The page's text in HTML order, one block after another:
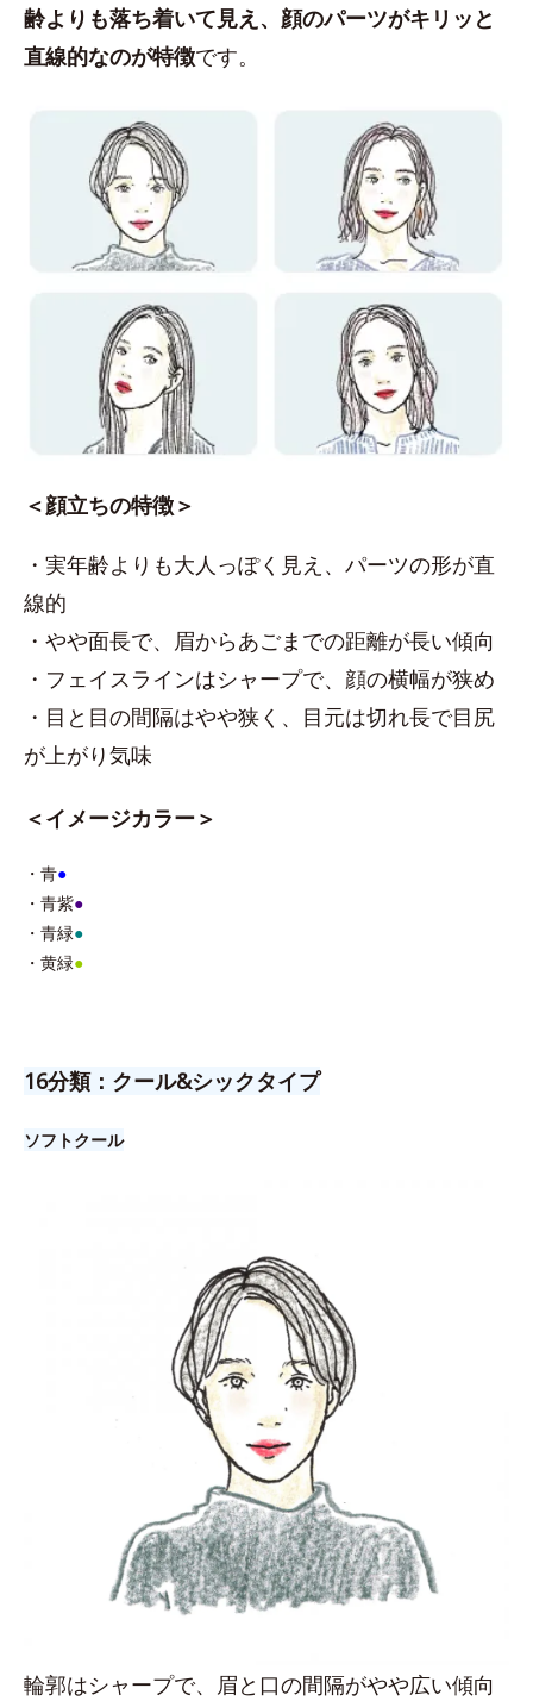
齢よりも落ち着いて見え、顔のパーツがキリッと
直線的なのが特徴です。
＜顔立ちの特徴＞
・実年齢よりも大人っぽく見え、パーツの形が直
線的
・やや面長で、眉からあごまでの距離が長い傾向
・フェイスラインはシャープで、顔の横幅が狭め
・目と目の間隔はやや狭く、目元は切れ長で目尻
が上がり気味
＜イメージカラー＞
・青●
・青紫●
・青緑●
・黄緑●
16分類：クール&シックタイプ
ソフトクール
輪郭はシャープで、眉と口の間隔がやや広い傾向